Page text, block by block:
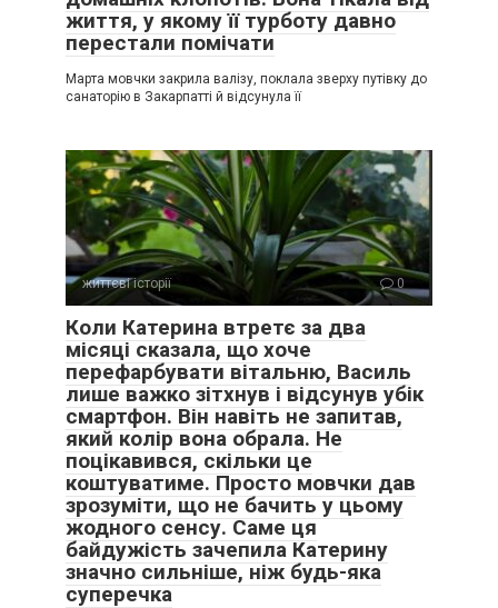
життя, у якому її турботу давно
перестали помічати
Марта мовчки закрила валізу, поклала зверху путівку до
санаторію в Закарпатті й відсунула її
життєві історії 0
Коли Катерина втретє за два
місяці сказала, що хоче
перефарбувати вітальню, Василь
лише важко зітхнув і відсунув убік
смартфон. Він навіть не запитав,
який колір вона обрала. Не
поцікавився, скільки це
коштуватиме. Просто мовчки дав
зрозуміти, що не бачить у цьому
жодного сенсу. Саме ця
байдужість зачепила Катерину
значно сильніше, ніж будь-яка
суперечка